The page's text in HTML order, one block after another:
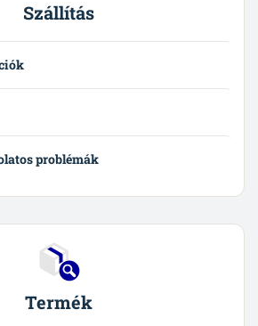
Szállítás
problémák
Termék